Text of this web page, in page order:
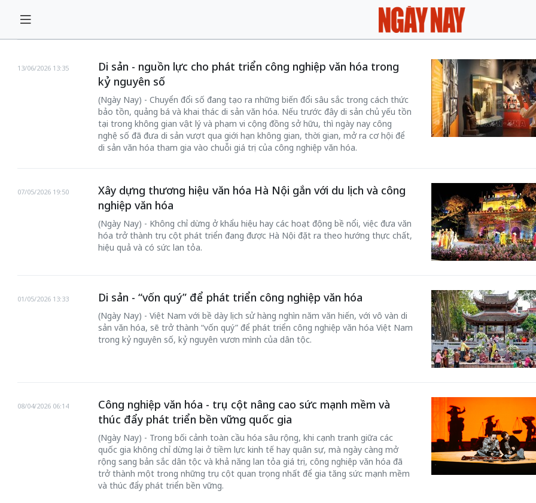
Di sản - nguồn lực cho phát triển công nghiệp văn hóa trong
kỷ nguyên số
13/06/2026 13:35
(Ngày Nay) - Chuyển đổi số đang tạo ra những biến đổi sâu sắc trong cách thức
bảo tồn, quảng bá và khai thác di sản văn hóa. Nếu trước đây di sản chủ yếu tồn
tại trong không gian vật lý và phạm vi cộng đồng sở hữu, thì ngày nay công
nghệ số đã đưa di sản vượt qua giới hạn không gian, thời gian, mở ra cơ hội để
di sản văn hóa tham gia vào chuỗi giá trị của công nghiệp văn hóa.
Xây dựng thương hiệu văn hóa Hà Nội gắn với du lịch và công
nghiệp văn hóa
07/05/2026 19:50
(Ngày Nay) - Không chỉ dừng ở khẩu hiệu hay các hoạt động bề nổi, việc đưa văn
hóa trở thành trụ cột phát triển đang được Hà Nội đặt ra theo hướng thực chất,
hiệu quả và có sức lan tỏa.
Di sản - “vốn quý” để phát triển công nghiệp văn hóa
01/05/2026 13:33
(Ngày Nay) - Việt Nam với bề dày lịch sử hàng nghìn năm văn hiến, với vô vàn di
sản văn hóa, sẽ trở thành “vốn quý” để phát triển công nghiệp văn hóa Việt Nam
trong kỷ nguyên số, kỷ nguyên vươn mình của dân tộc.
Công nghiệp văn hóa - trụ cột nâng cao sức mạnh mềm và
thúc đẩy phát triển bền vững quốc gia
08/04/2026 06:14
(Ngày Nay) - Trong bối cảnh toàn cầu hóa sâu rộng, khi cạnh tranh giữa các
quốc gia không chỉ dừng lại ở tiềm lực kinh tế hay quân sự, mà ngày càng mở
rộng sang bản sắc dân tộc và khả năng lan tỏa giá trị, công nghiệp văn hóa đã
trở thành một trong những trụ cột quan trọng nhất để gia tăng sức mạnh mềm
và thúc đẩy phát triển bền vững.
của những chiếc
trên không gian
Khách đến chơi nhà
Lê Hiền
Bắc Biên - Giữ một ngôi
làng ven sông Hồng
Nội
TS. Trần Kim Hào